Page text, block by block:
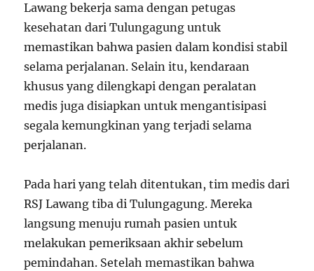
Lawang bekerja sama dengan petugas
kesehatan dari Tulungagung untuk
memastikan bahwa pasien dalam kondisi stabil
selama perjalanan. Selain itu, kendaraan
khusus yang dilengkapi dengan peralatan
medis juga disiapkan untuk mengantisipasi
segala kemungkinan yang terjadi selama
perjalanan.
Pada hari yang telah ditentukan, tim medis dari
RSJ Lawang tiba di Tulungagung. Mereka
langsung menuju rumah pasien untuk
melakukan pemeriksaan akhir sebelum
pemindahan. Setelah memastikan bahwa